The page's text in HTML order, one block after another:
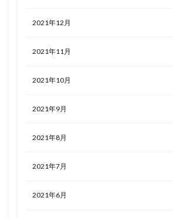
2021年12月
2021年11月
2021年10月
2021年9月
2021年8月
2021年7月
2021年6月